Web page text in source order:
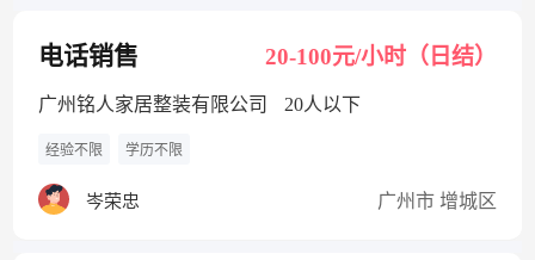
电话销售 20-100元/小时（日结）
广州铭人家居整装有限公司 20人以下
经验不限 学历不限
岑荣忠 广州市 增城区